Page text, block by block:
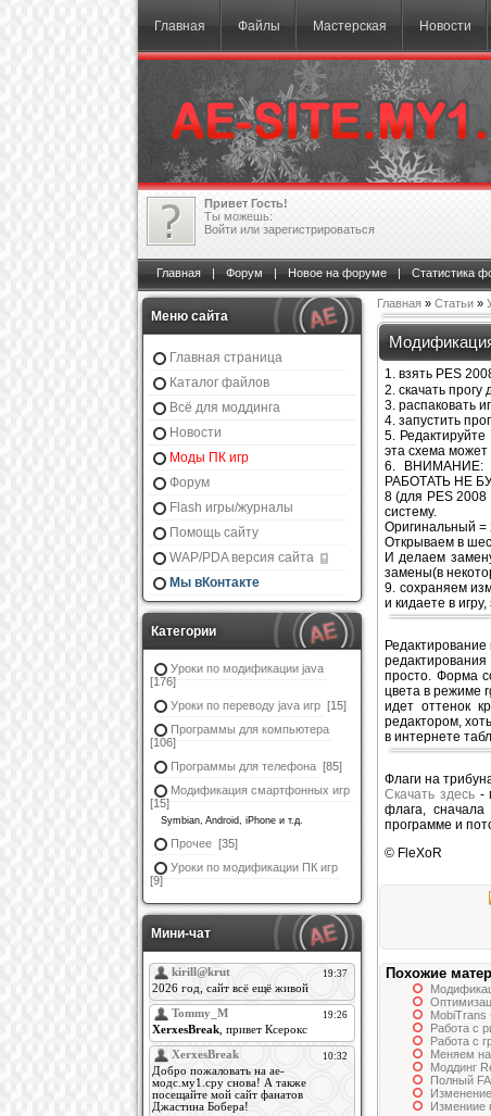
Главная Файлы Мастерская Новости
Привет Гость!
Ты можешь:
Войти или зарегистрироваться
Главная | Форум | Новое на форуме | Статистика
Меню сайта
Главная страница
Каталог файлов
Всё для моддинга
Новости
Моды ПК игр
Форум
Flash игры/журналы
Помощь сайту
WAP/PDA версия сайта
Мы вКонтакте
Категории
Уроки по модификации java
[176]
Уроки по переводу java игр [15]
Программы для компьютера
[106]
Программы для телефона [85]
Модификация смартфонных игр
[15]
Symbian, Android, iPhone и т.д.
Прочее [35]
Уроки по модификации ПК игр
[9]
Мини-чат
Главная » Статьи »
1. взять PES
2. скачать
3. распаковать
4. запустить
5.
эта схема
6. ВНИМАНИЕ:
РАБОТАТЬ НЕ
8 (для PES
систему.
Оригинальный =
Открываем в
И делаем
замены(в
9. сохраняем
и кидаете в
просто. Форма
цвета в режиме
идет оттенок
редактором,
в интернете
Флаги на
Скачать здесь-
флага,
программе и
© FleXoR
Похожие
MobiTrans
Работа с
Работа с
Меняем на
Моддинг
Полный
Измениие